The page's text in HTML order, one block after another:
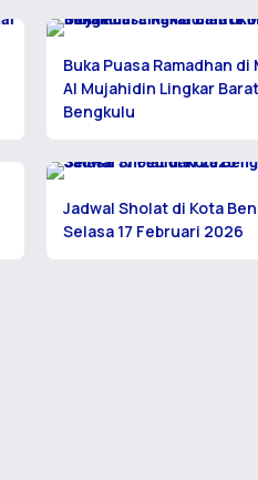
Buka Puasa Ramadhan di
Al Mujahidin Lingkar
Bengkulu
Jadwal Sholat di Kota
Selasa 17 Februari 2026